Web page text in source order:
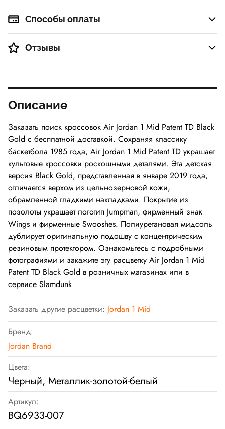
Способы оплаты
Отзывы
Описание
Заказать поиск кроссовок Air Jordan 1 Mid Patent TD Black
Gold с бесплатной доставкой. Сохраняя классику
баскетбола 1985 года, Air Jordan 1 Mid Patent TD украшает
культовые кроссовки роскошными деталями. Эта детская
версия Black Gold, представленная в январе 2019 года,
отличается верхом из цельнозерновой кожи,
обрамленной гладкими накладками. Покрытие из
позолоты украшает логотип Jumpman, фирменный знак
Wings и фирменные Swooshes. Полиуретановая мидсоль
дублирует оригинальную подошву с концентрическим
резиновым протектором. Ознакомьтесь с подробными
фотографиями и закажите эту расцветку Air Jordan 1 Mid
Patent TD Black Gold в розничных магазинах или в
сервисе Slamdunk
Заказать другие расцветки: Jordan 1 Mid
Бренд:
Jordan Brand
Цвета:
Черный, Металлик-золотой-белый
Артикул:
BQ6933-007